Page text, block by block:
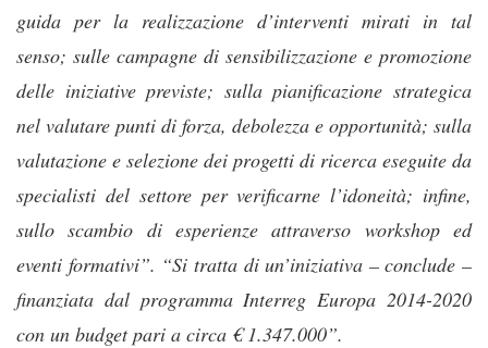
guida per la realizzazione d’interventi mirati in tal
senso; sulle campagne di sensibilizzazione e promozione
delle iniziative previste; sulla pianificazione strategica
nel valutare punti di forza, debolezza e opportunità; sulla
valutazione e selezione dei progetti di ricerca eseguite da
specialisti del settore per verificarne l’idoneità; infine,
sullo scambio di esperienze attraverso workshop ed
eventi formativi”. “Si tratta di un’iniziativa – conclude –
finanziata dal programma Interreg Europa 2014-2020
con un budget pari a circa € 1.347.000”.